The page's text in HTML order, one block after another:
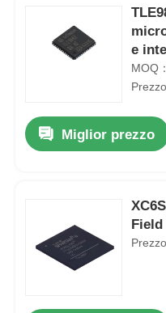
e
per
MOQ
Miglior prezzo